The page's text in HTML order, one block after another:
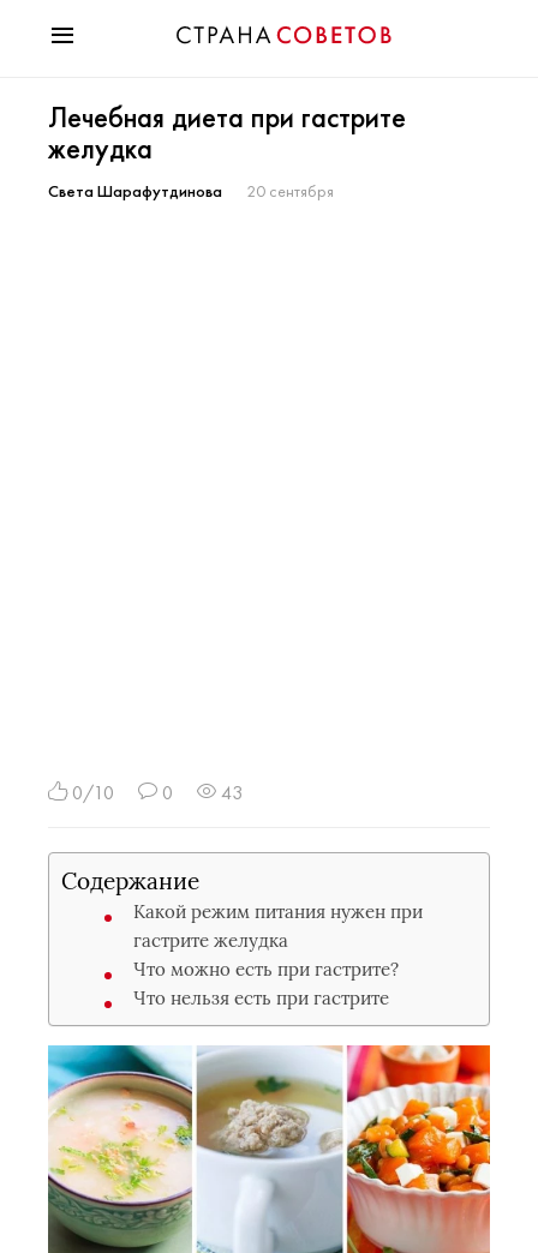
Мода
Звезды
Гороскопы
Лечебная диета при гастрите
желудка
Света Шарафутдинова 20 сентября
0/10 0 43
Содержание
Какой режим питания нужен при
гастрите желудка
Что можно есть при гастрите?
Что нельзя есть при гастрите